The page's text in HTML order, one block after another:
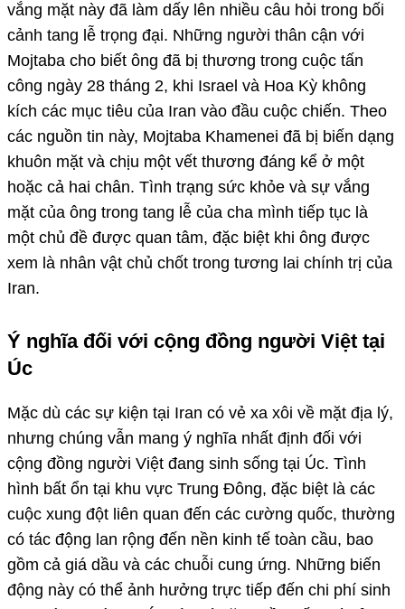
vắng mặt này đã làm dấy lên nhiều câu hỏi trong bối
cảnh tang lễ trọng đại. Những người thân cận với
Mojtaba cho biết ông đã bị thương trong cuộc tấn
công ngày 28 tháng 2, khi Israel và Hoa Kỳ không
kích các mục tiêu của Iran vào đầu cuộc chiến. Theo
các nguồn tin này, Mojtaba Khamenei đã bị biến dạng
khuôn mặt và chịu một vết thương đáng kể ở một
hoặc cả hai chân. Tình trạng sức khỏe và sự vắng
mặt của ông trong tang lễ của cha mình tiếp tục là
một chủ đề được quan tâm, đặc biệt khi ông được
xem là nhân vật chủ chốt trong tương lai chính trị của
Iran.
Ý nghĩa đối với cộng đồng người Việt tại
Úc
Mặc dù các sự kiện tại Iran có vẻ xa xôi về mặt địa lý,
nhưng chúng vẫn mang ý nghĩa nhất định đối với
cộng đồng người Việt đang sinh sống tại Úc. Tình
hình bất ổn tại khu vực Trung Đông, đặc biệt là các
cuộc xung đột liên quan đến các cường quốc, thường
có tác động lan rộng đến nền kinh tế toàn cầu, bao
gồm cả giá dầu và các chuỗi cung ứng. Những biến
động này có thể ảnh hưởng trực tiếp đến chi phí sinh